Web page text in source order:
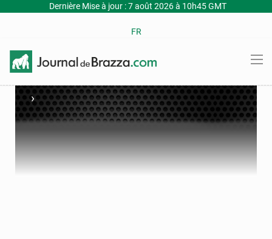
Dernière Mise à jour : 7 août 2026 à 10h45 GMT
FR
›